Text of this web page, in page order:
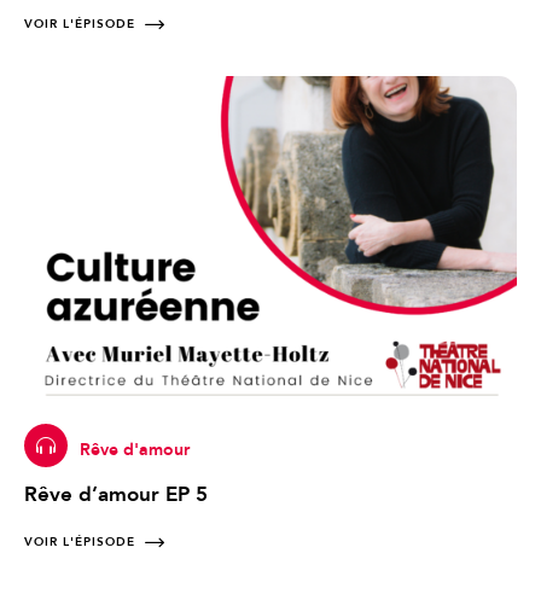
VOIR L'ÉPISODE
Rêve d'amour
Rêve d’amour EP 5
VOIR L'ÉPISODE